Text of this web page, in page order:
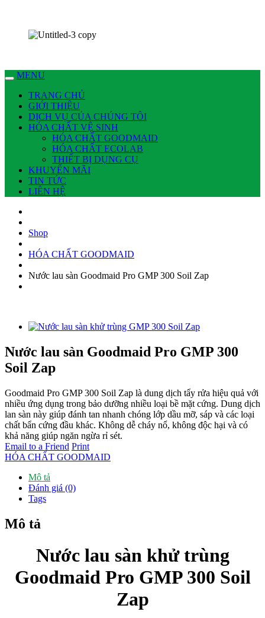
MENU
TRANG CHỦ
GIỚI THIỆU
DỊCH VỤ CỦA CHÚNG TÔI
HÓA CHẤT VỆ SINH
HÓA CHẤT GOODMAID
HÓA CHẤT ECOLAB
THIẾT BỊ DỤNG CỤ
KHUYẾN MÃI
TIN TỨC
LIÊN HỆ
Shop
HÓA CHẤT GOODMAID
Nước lau sàn Goodmaid Pro GMP 300 Soil Zap
Nước lau sàn Goodmaid Pro GMP 300
Soil Zap
Goodmaid Pro GMP 300 Soil Zap là dung dịch tẩy rửa hiệu quả với
nhiều ứng dụng trong bảo dưỡng nhiều loại bề mặt cứng. Dung dịch
lan sàn này giúp đánh tan nhanh chóng lớp dầu mỡ, sáp và các loại
chất bẩn cứng đầu khác. Không dễ cháy nổ, không độc hại và có
khả năng giúp ngăn ngừa rỉ sét.
Email to a Friend Print
HÓA CHẤT GOODMAID
Mô tả
Đánh giá (0)
Tags
Mô tả
Nước lau sàn khử trùng
Goodmaid Pro GMP 300 Soil
Zap